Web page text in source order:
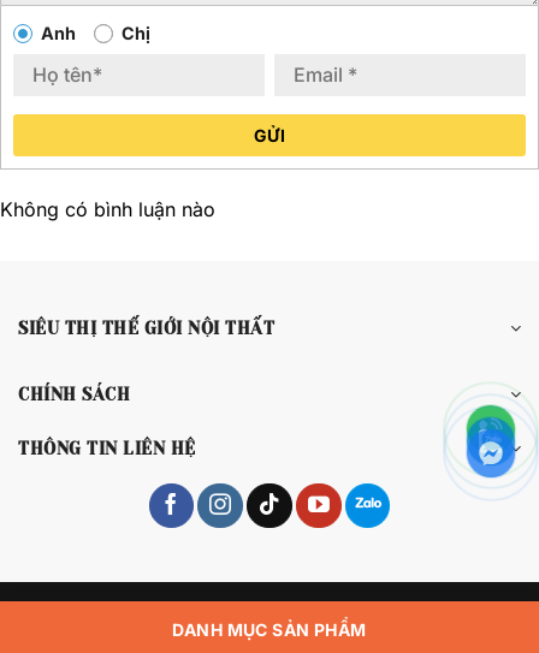
Anh Chị
GỬI
Không có bình luận nào
SIÊU THỊ THẾ GIỚI NỘI THẤT
CHÍNH SÁCH
THÔNG TIN LIÊN HỆ
Copyright 2026 © Siêu Thị Thế Giới Nội Thất
DANH MỤC SẢN PHẨM